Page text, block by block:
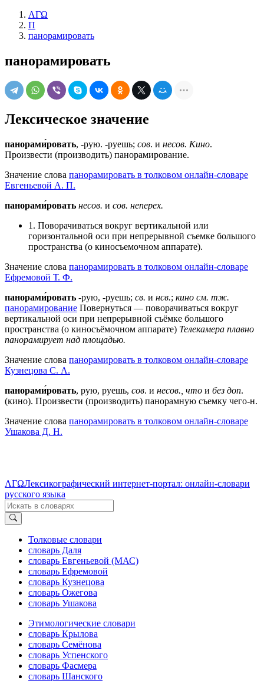
ΛΓΩ
П
панорамировать
панорамировать
Лексическое значение
панорами́ровать, -рую. -руешь; сов. и несов. Кино.
Произвести (производить) панорамирование.
Значение слова панорамировать в толковом онлайн-словаре
Евгеньевой А. П.
панорами́ровать несов. и сов. неперех.
1. Поворачиваться вокруг вертикальной или
горизонтальной оси при непрерывной съемке большого
пространства (о киносъемочном аппарате).
Значение слова панорамировать в толковом онлайн-словаре
Ефремовой Т. Ф.
панорами́ровать -рую, -руешь; св. и нсв.; кино см. тж.
панорамирование Повернуться — поворачиваться вокруг
вертикальной оси при непрерывной съёмке большого
пространства (о киносъёмочном аппарате) Телекамера плавно
панорамирует над площадью.
Значение слова панорамировать в толковом онлайн-словаре
Кузнецова С. А.
панорами́ровать, рую, руешь, сов. и несов., что и без доп.
(кино). Произвести (производить) панорамную съемку чего-н.
Значение слова панорамировать в толковом онлайн-словаре
Ушакова Д. Н.
ΛΓΩЛексикографический интернет-портал: онлайн-словари
русского языка
Толковые словари
словарь Даля
словарь Евгеньевой (МАС)
словарь Ефремовой
словарь Кузнецова
словарь Ожегова
словарь Ушакова
Этимологические словари
словарь Крылова
словарь Семёнова
словарь Успенского
словарь Фасмера
словарь Шанского